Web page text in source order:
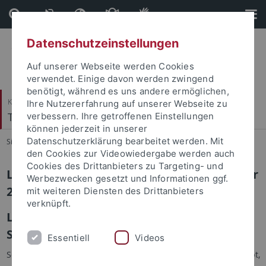
Direkt
zum
Inhalt
Direkt
zur
Fußleiste
Katholisch-Theologische Fakultät
Theologische Ethik/Sozialethik
Sie sind hier: Startseite ... SoSe 20
Lehrveranstaltungen im Sommersemester
2020
Lehrangebot Theologische Sozialethik im
SS 2020: Umstellung auf eLearning
Soweit sich in absehbarer Zeit keine andere Situation ergibt,
Datenschutzeinstellungen
Auf unserer Webseite werden Cookies
verwendet. Einige davon werden zwingend
benötigt, während es uns andere ermöglichen,
Ihre Nutzererfahrung auf unserer Webseite zu
verbessern. Ihre getroffenen Einstellungen
können jederzeit in unserer
Datenschutzerklärung bearbeitet werden. Mit
den Cookies zur Videowiedergabe werden auch
Cookies des Drittanbieters zu Targeting- und
Werbezwecken gesetzt und Informationen ggf.
mit weiteren Diensten des Drittanbieters
verknüpft.
Essentiell Videos